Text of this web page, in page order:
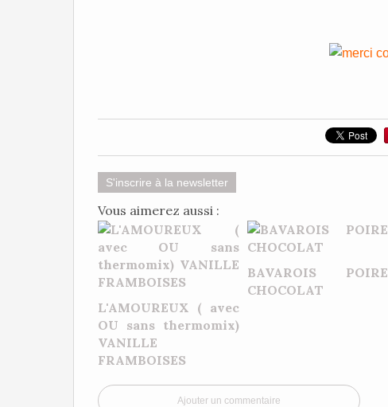
S'inscrire à la newsletter
Vous aimerez aussi :
L'AMOUREUX ( avec
OU sans thermomix)
VANILLE
FRAMBOISES
BAVAROIS POIRE
CHOCOLAT
Ajouter un commentaire